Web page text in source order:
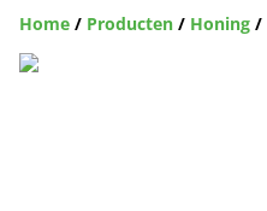
Home / Producten / Honing /